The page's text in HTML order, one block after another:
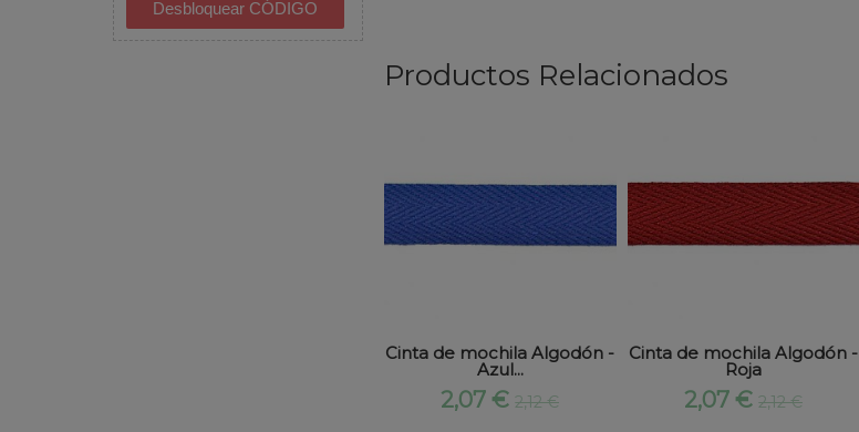
Productos Relacionados
Cinta de mochila Algodón -
Azul...
2,07 €2,12 €
Cinta de mochila Algodón -
Roja
2,07 €2,12 €